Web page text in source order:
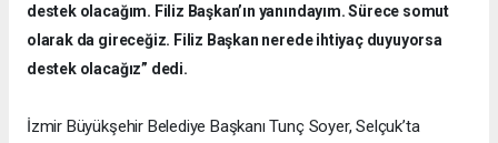
destek olacağım. Filiz Başkan’ın yanındayım. Sürece somut
olarak da gireceğiz. Filiz Başkan nerede ihtiyaç duyuyorsa
destek olacağız” dedi.
İzmir Büyükşehir Belediye Başkanı Tunç Soyer, Selçuk’ta